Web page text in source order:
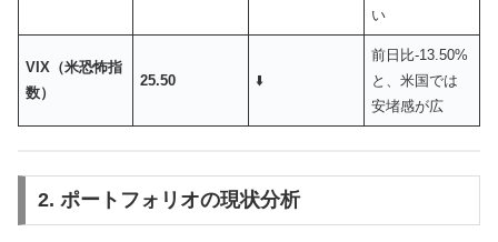
い
VIX（米恐怖指
数）
25.50 ⬇️
前日比-13.50%
と、米国では
安堵感が広
2. ポートフォリオの現状分析